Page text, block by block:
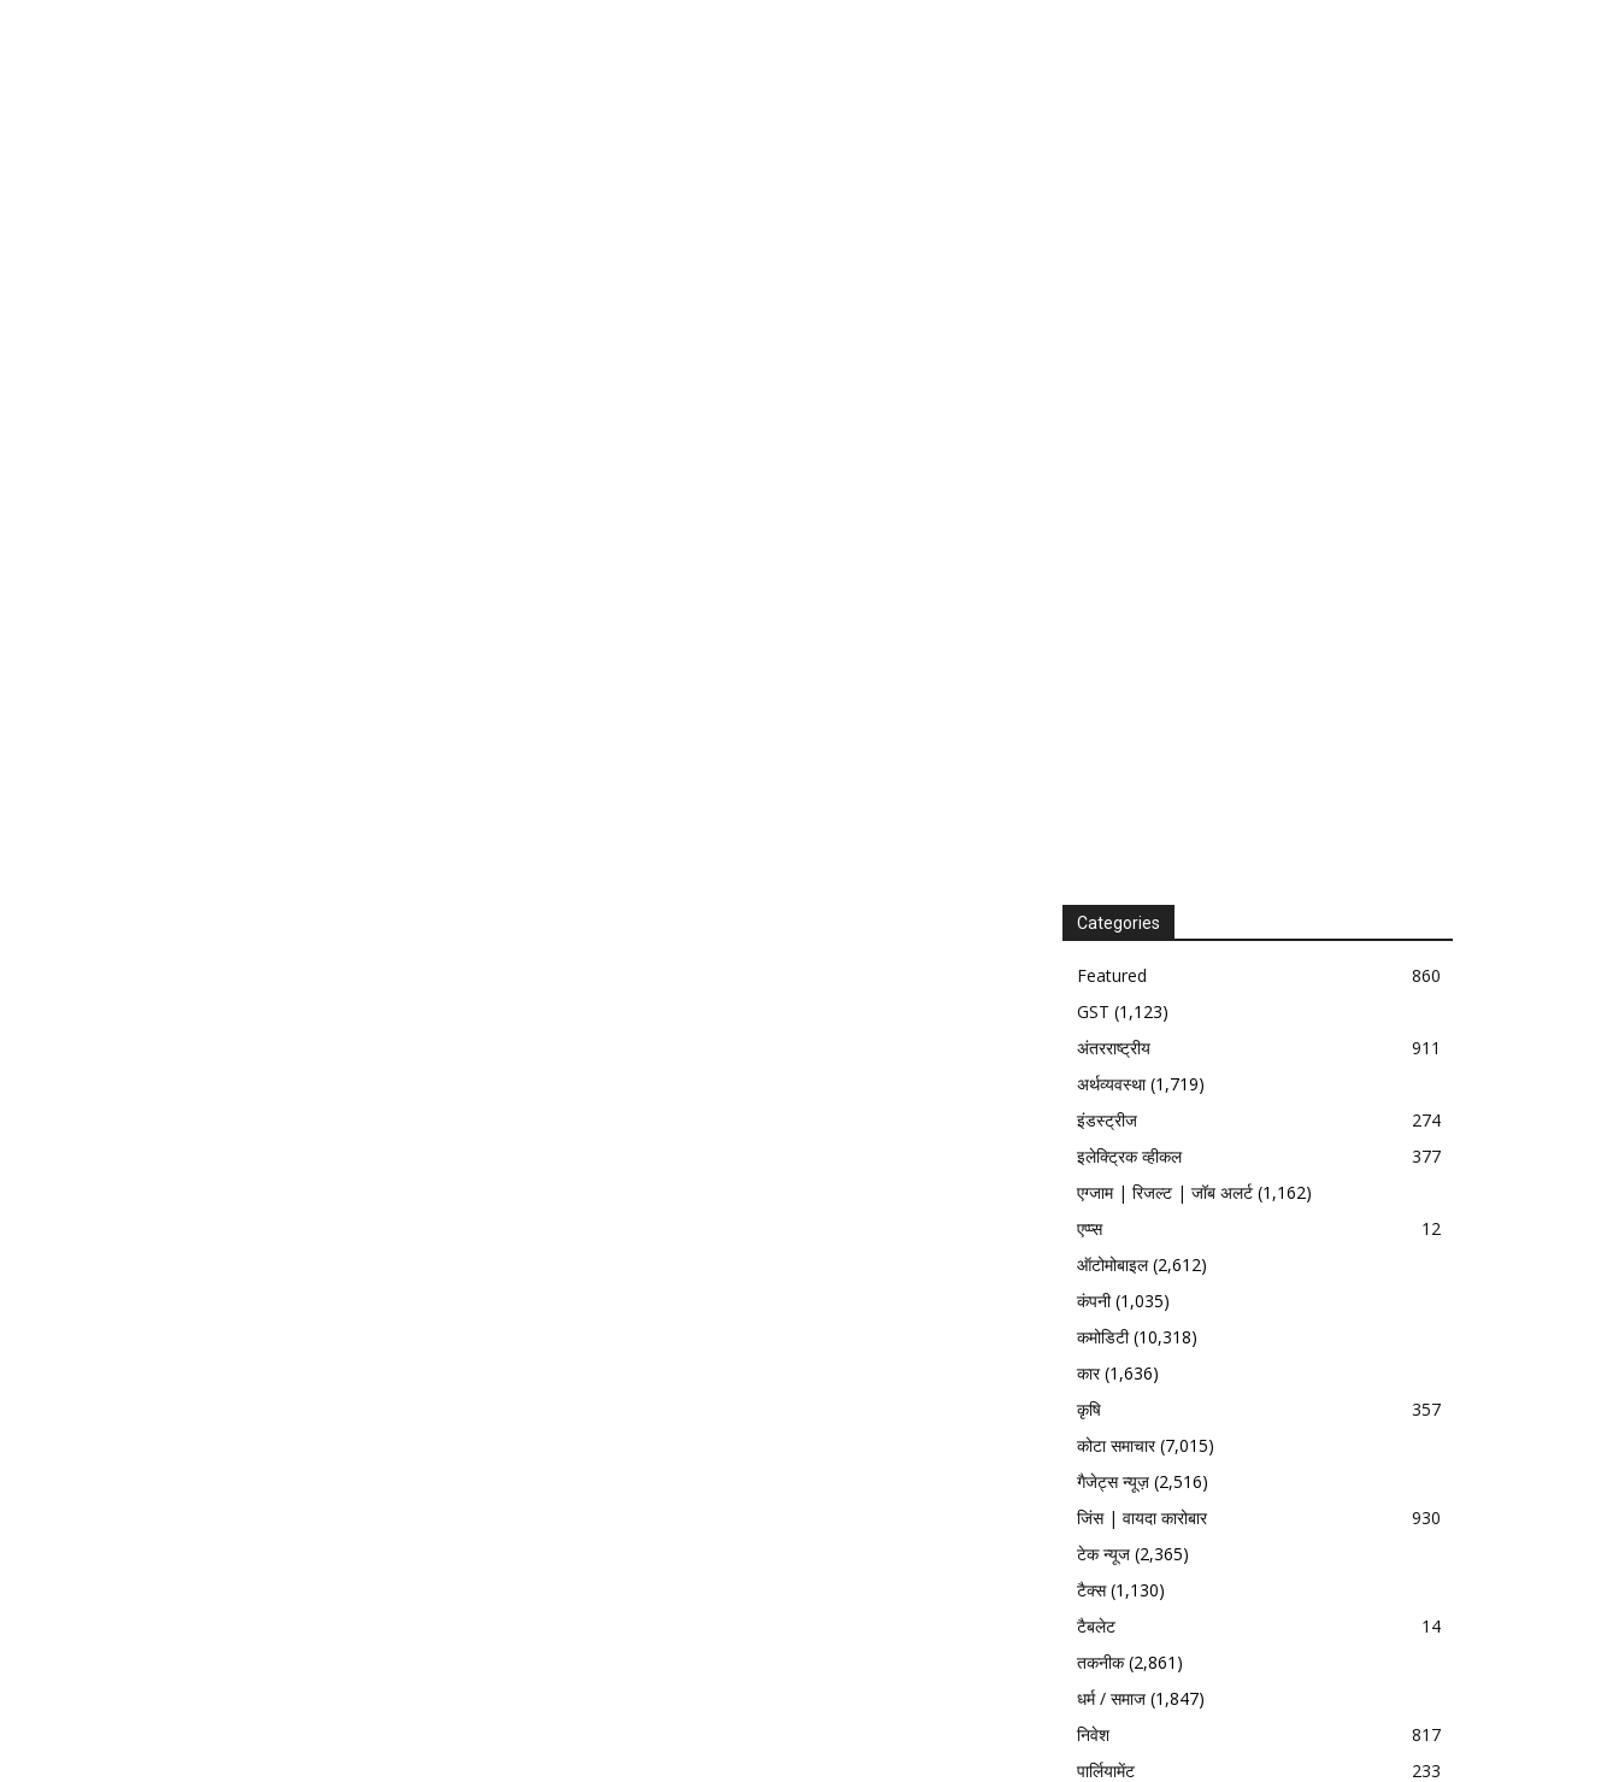
Categories
Featured
860
GST (1,123)
अंतरराष्ट्रीय
911
अर्थव्यवस्था(1,719)
इंडस्ट्रीज
274
इलेक्ट्रिक व्हीकल
377
एग्जाम | रिजल्ट | जॉब अलर्ट (1,162)
एप्प्स
12
ऑटोमोबाइल(2,612)
कंपनी(1,035)
कमोडिटी(10,318)
कार(1,636)
कृषि
357
कोटा समाचार(7,015)
गैजेट्स न्यूज़ (2,516)
जिंस | वायदा कारोबार
930
टेक न्यूज (2,365)
टैक्स(1,130)
टैबलेट
14
तकनीक(2,861)
धर्म / समाज (1,847)
निवेश
817
पार्लियामेंट
233